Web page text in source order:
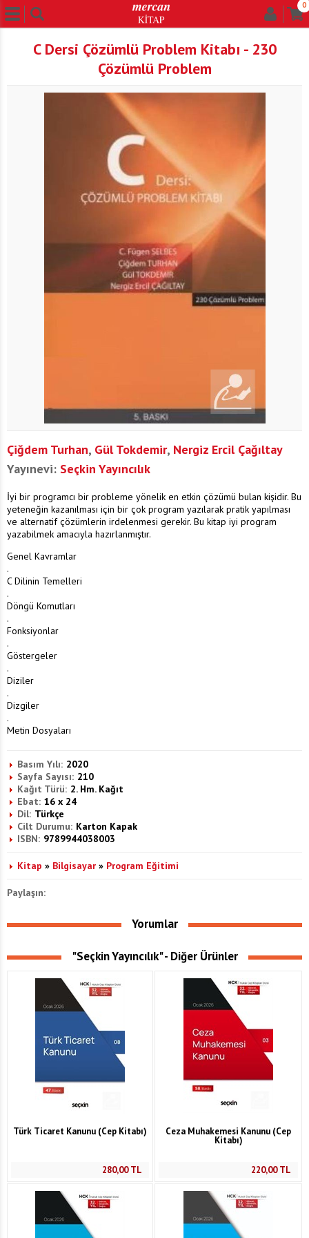
0
C Dersi Çözümlü Problem Kitabı - 230
Çözümlü Problem
Çiğdem Turhan, Gül Tokdemir, Nergiz Ercil Çağıltay
Yayınevi: Seçkin Yayıncılık
İyi bir programcı bir probleme yönelik en etkin çözümü bulan kişidir. Bu
yeteneğin kazanılması için bir çok program yazılarak pratik yapılması
ve alternatif çözümlerin irdelenmesi gerekir. Bu kitap iyi program
yazabilmek amacıyla hazırlanmıştır.
Genel Kavramlar
.
C Dilinin Temelleri
.
Döngü Komutları
.
Fonksiyonlar
.
Göstergeler
.
Diziler
.
Dizgiler
.
Metin Dosyaları
Basım Yılı: 2020
Sayfa Sayısı: 210
Kağıt Türü: 2. Hm. Kağıt
Ebat: 16 x 24
Dil: Türkçe
Cilt Durumu: Karton Kapak
ISBN: 9789944038003
Kitap » Bilgisayar » Program Eğitimi
Paylaşın:
Yorumlar
"Seçkin Yayıncılık" - Diğer Ürünler
Türk Ticaret Kanunu (Cep Kitabı)
280,00TL
Ceza Muhakemesi Kanunu (Cep
Kitabı)
220,00TL